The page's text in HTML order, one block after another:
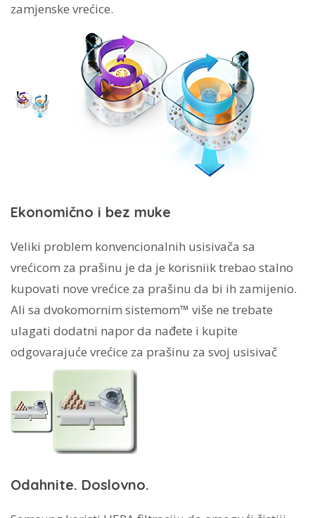
zamjenske vrećice.
Ekonomično i bez muke
Veliki problem konvencionalnih usisivača sa
vrećicom za prašinu je da je korisniik trebao stalno
kupovati nove vrećice za prašinu da bi ih zamijenio.
Ali sa dvokomornim sistemom™ više ne trebate
ulagati dodatni napor da nađete i kupite
odgovarajuće vrećice za prašinu za svoj usisivač
Odahnite. Doslovno.